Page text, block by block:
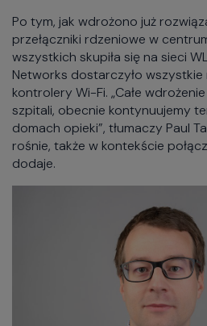
Po tym, jak wdrożono już
przełączniki rdzeniowe w
wszystkich skupiła się na sieci
Networks dostarczyło
kontrolery Wi-Fi. „Całe
szpitali, obecnie kontynuujemy
domach opieki”, tłumaczy Paul
rośnie, także w kontekście
dodaje.